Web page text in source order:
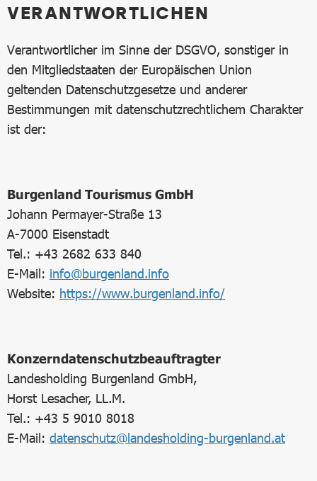
VERANTWORTLICHEN
Verantwortlicher im Sinne der DSGVO, sonstiger in
den Mitgliedstaaten der Europäischen Union
geltenden Datenschutzgesetze und anderer
Bestimmungen mit datenschutzrechtlichem Charakter
ist der:
Burgenland Tourismus GmbH
Johann Permayer-Straße 13
A-7000 Eisenstadt
Tel.: +43 2682 633 840
E-Mail: info@burgenland.info
Website: https://www.burgenland.info/
Konzerndatenschutzbeauftragter
Landesholding Burgenland GmbH,
Horst Lesacher, LL.M.
Tel.: +43 5 9010 8018
E-Mail: datenschutz@landesholding-burgenland.at